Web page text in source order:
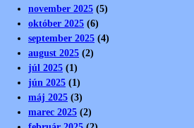
november 2025 (5)
október 2025 (6)
september 2025 (4)
august 2025 (2)
júl 2025 (1)
jún 2025 (1)
máj 2025 (3)
marec 2025 (2)